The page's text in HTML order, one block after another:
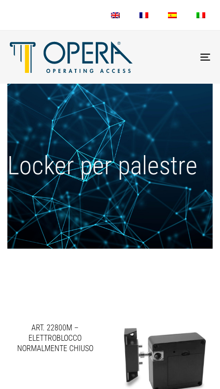
Locker per palestre
ART. 22800M –
ELETTROBLOCCO
NORMALMENTE CHIUSO